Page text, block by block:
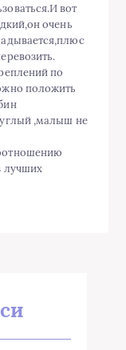
вот
очень
по
положить
,малыш не
лучших